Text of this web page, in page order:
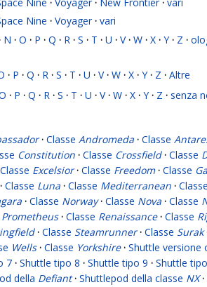
Nine · Voyager · New Frontier · vari
Nine · Voyager · vari
N · O · P · Q · R · S · T · U · V · W · X · Y · Z ·
· P · Q · R · S · T · U · V · W · X · Y · Z · Altre
· P · Q · R · S · T · U · V · W · X · Y · Z · senza
· Classe Andromeda · Classe
Constitution · Classe Crossfield · Classe
Classe Excelsior · Classe Freedom · Classe
· Classe Luna · Classe Mediterranean · Classe
· Classe Norway · Classe Nova · Classe
Prometheus · Classe Renaissance · Classe
· Classe Steamrunner · Classe Surak
Wells · Classe Yorkshire · Shuttle versione
7 · Shuttle tipo 8 · Shuttle tipo 9 · Shuttle
della Defiant · Shuttlepod della classe NX ·